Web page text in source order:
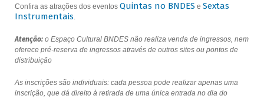
Confira as atrações dos eventos Quintas no BNDES e Sextas
Instrumentais.
Atenção:o Espaço Cultural BNDES não realiza venda de ingressos, nem
oferece pré-reserva de ingressos através de outros sites ou pontos de
distribuição
As inscrições são individuais: cada pessoa pode realizar apenas uma
inscrição, que dá direito à retirada de uma única entrada no dia do